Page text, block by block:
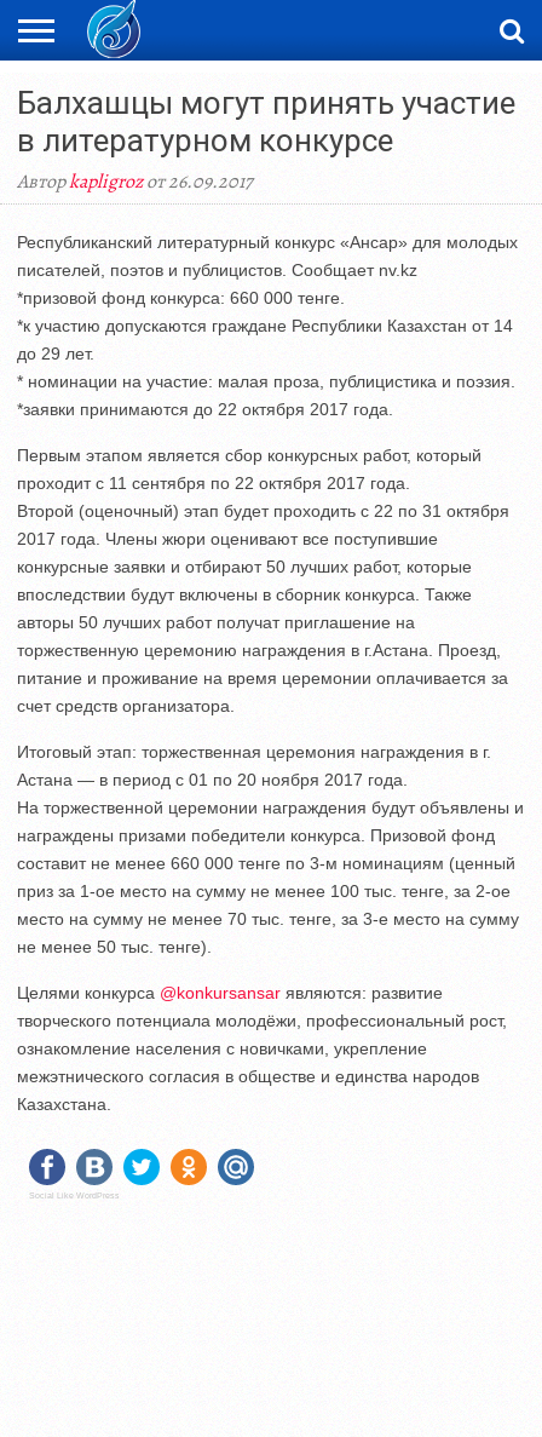
НОВОСТИ
ВИДЕО
ФОТОРЕПОРТАЖИ
ОРКЕН
Балхашцы могут принять участие
в литературном конкурсе
Авторkapligrozот 26.09.2017
Республиканский литературный конкурс «Ансар» для молодых
писателей, поэтов и публицистов. Сообщает nv.kz
*призовой фонд конкурса: 660 000 тенге.
*к участию допускаются граждане Республики Казахстан от 14
до 29 лет.
* номинации на участие: малая проза, публицистика и поэзия.
*заявки принимаются до 22 октября 2017 года.
Первым этапом является сбор конкурсных работ, который
проходит с 11 сентября по 22 октября 2017 года.
Второй (оценочный) этап будет проходить с 22 по 31 октября
2017 года. Члены жюри оценивают все поступившие
конкурсные заявки и отбирают 50 лучших работ, которые
впоследствии будут включены в сборник конкурса. Также
авторы 50 лучших работ получат приглашение на
торжественную церемонию награждения в г.Астана. Проезд,
питание и проживание на время церемонии оплачивается за
счет средств организатора.
Итоговый этап: торжественная церемония награждения в г.
Астана — в период с 01 по 20 ноября 2017 года.
На торжественной церемонии награждения будут объявлены и
награждены призами победители конкурса. Призовой фонд
составит не менее 660 000 тенге по 3-м номинациям (ценный
приз за 1-ое место на сумму не менее 100 тыс. тенге, за 2-ое
место на сумму не менее 70 тыс. тенге, за 3-е место на сумму
не менее 50 тыс. тенге).
Целями конкурса @konkursansar являются: развитие
творческого потенциала молодёжи, профессиональный рост,
ознакомление населения с новичками, укрепление
межэтнического согласия в обществе и единства народов
Казахстана.
Social Like WordPress